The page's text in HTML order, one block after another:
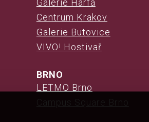
Galerie Harfa
Centrum Krakov
Galerie Butovice
VIVO! Hostivař
BRNO
LETMO Brno